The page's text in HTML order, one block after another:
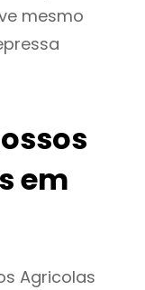
mesmo
em
Agricolas